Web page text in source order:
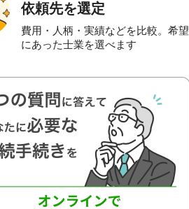
依頼先を選定
費用・人柄・実績などを比較。希望
にあった士業を選べます